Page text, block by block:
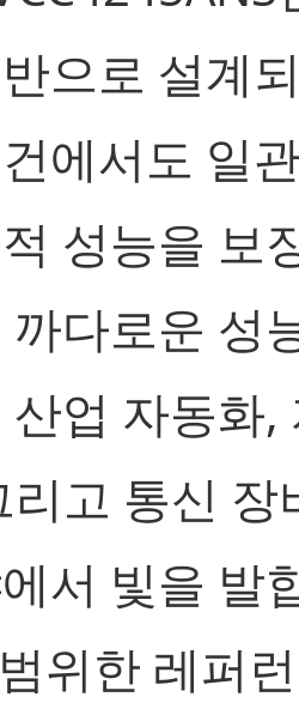
으로 설계
에서도 일
성능을 보
까다로운 성
산업 자동화,
고 통신 장
서 빛을 발
위한 레퍼